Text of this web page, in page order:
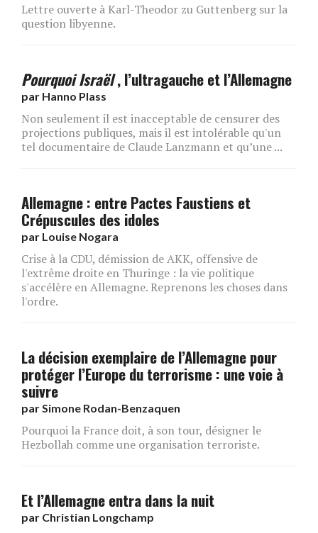
Lettre ouverte à Karl-Theodor zu Guttenberg sur la
question libyenne.
Pourquoi Israël, l’ultragauche et l’Allemagne
par Hanno Plass
Non seulement il est inacceptable de censurer des
projections publiques, mais il est intolérable qu'un
tel documentaire de Claude Lanzmann et qu’une ...
Allemagne : entre Pactes Faustiens et
Crépuscules des idoles
par Louise Nogara
Crise à la CDU, démission de AKK, offensive de
l'extrême droite en Thuringe : la vie politique
s'accélère en Allemagne. Reprenons les choses dans
l'ordre.
La décision exemplaire de l’Allemagne pour
protéger l’Europe du terrorisme : une voie à
suivre
par Simone Rodan-Benzaquen
Pourquoi la France doit, à son tour, désigner le
Hezbollah comme une organisation terroriste.
Et l’Allemagne entra dans la nuit
par Christian Longchamp